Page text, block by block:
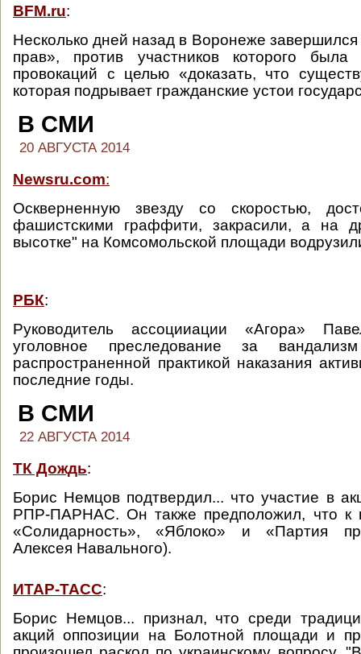
BFM.ru:
Несколько дней назад в Воронеже
прав», против участников которого была
провокаций с целью «доказать, что
которая подрывает гражданские устои
В СМИ
20 АВГУСТА 2014
Newsru.com:
Оскверненную звезду со скоростью,
фашистскими граффити, закрасили, а на
высотке" на Комсомольской площади
РБК:
Руководитель ассоцииации «Агора»
уголовное преследование за
распространенной практикой наказания
последние годы.
В СМИ
22 АВГУСТА 2014
ТК Дождь:
Борис Немцов подтвердил... что участие в
РПР-ПАРНАС. Он также предположил, что к
«Солидарность», «Яблоко» и «Партия
Алексея Навального).
ИТАР-ТАСС:
Борис Немцов... признал, что среди
акций оппозиции на Болотной площади и